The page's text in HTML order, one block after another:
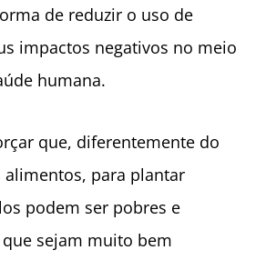
de reduzir o uso de
impactos negativos no meio
humana.
que, diferentemente do
para plantar
podem ser pobres e
sejam muito bem